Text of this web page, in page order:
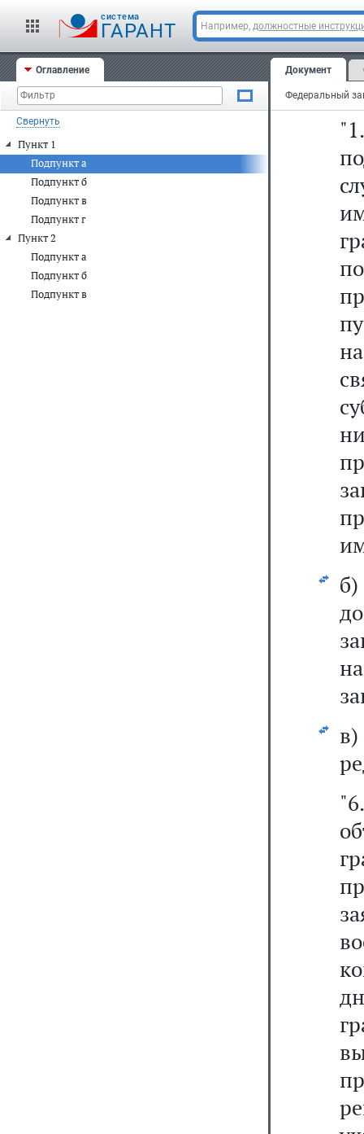
cистема
ГАРАНТ Например, должностные
Оглавление
Свернуть
Пункт 1
Подпункт а
Подпункт б
Подпункт в
Подпункт г
Пункт 2
Подпункт а
Подпункт б
Подпункт в
Документ